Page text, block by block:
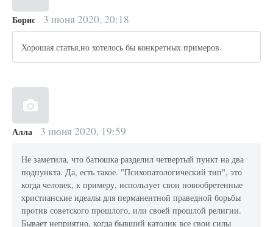
Борис 3 июня 2020, 20:18
Хорошая статья,но хотелось бы конкретных примеров.
Алла 3 июня 2020, 19:59
Не заметила, что батюшка разделил четвертый пункт на два
подпункта. Да, есть такое. "Психопатологический тип", это
когда человек, к примеру, использует свои новообретенные
христианские идеалы для перманентной праведной борьбы
против советского прошлого, или своей прошлой религии.
Бывает неприятно, когда бывший католик все свои силы